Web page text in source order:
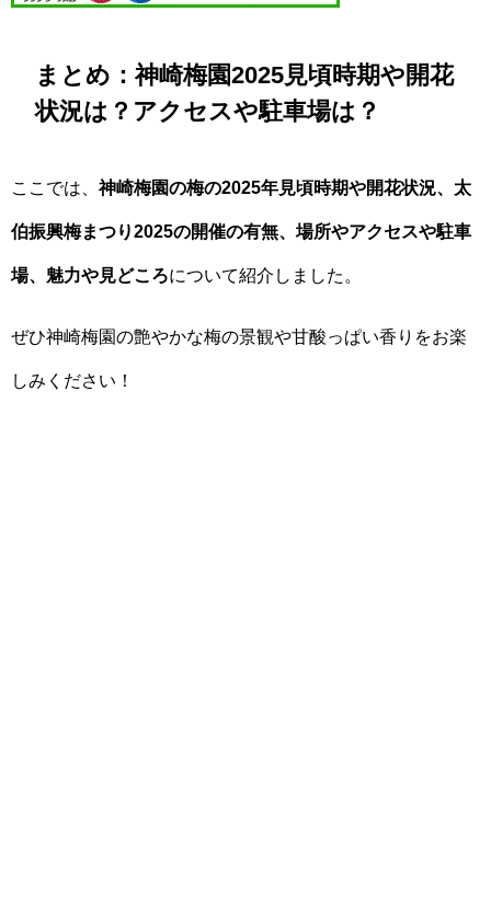
まとめ：神崎梅園2025見頃時期や開花
状況は？アクセスや駐車場は？
ここでは、神崎梅園の梅の2025年見頃時期や開花状況、 太
伯振興梅まつり2025の開催の有無、場所やアクセスや駐車
場、魅力や見どころについて紹介しました。
ぜひ神崎梅園の艶やかな梅の景観や甘酸っぱい香りをお楽
しみください！